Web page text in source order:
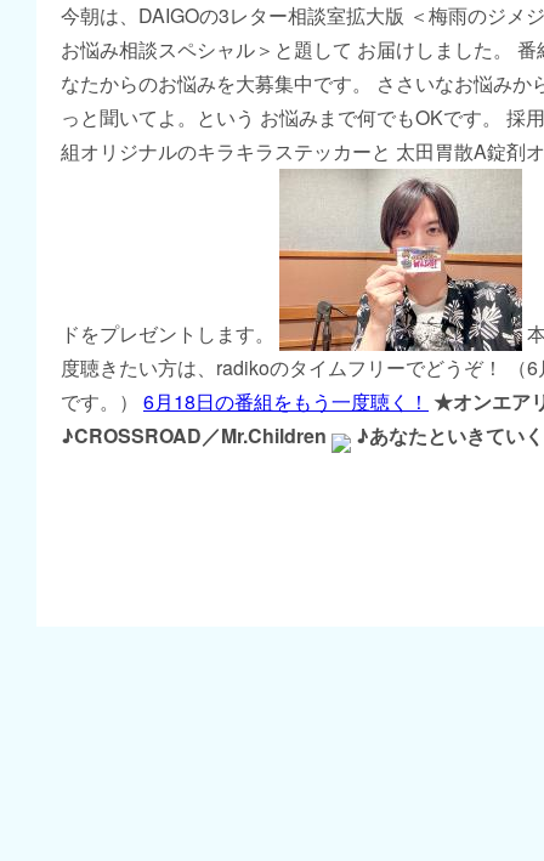
今朝は、DAIGOの3レター相談室拡大版 ＜梅雨のジメ
お悩み相談スペシャル＞と題して お届けしました。
なたからのお悩みを大募集中です。 ささいなお悩みか
っと聞いてよ。という お悩みまで何でもOKです。 採
組オリジナルのキラキラステッカーと 太田胃散A錠剤
ドをプレゼントします。
度聴きたい方は、radikoのタイムフリーでどうぞ！ （
です。） 6月18日の番組をもう一度聴く！ ★オンエア
♪CROSSROAD／Mr.Children
♪あなたといきてい